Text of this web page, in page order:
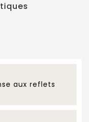
aux reflets